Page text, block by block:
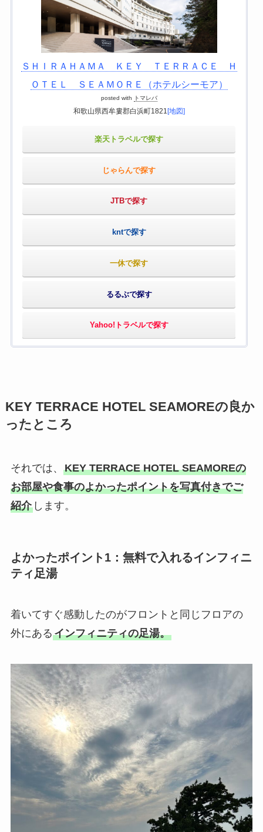
ＳＨＩＲＡＨＡＭＡ ＫＥＹ ＴＥＲＲＡＣＥ Ｈ
ＯＴＥＬ ＳＥＡＭＯＲＥ（ホテルシーモア）
posted with トマレバ
和歌山県西牟婁郡白浜町1821 [地図]
楽天トラベルで探す
じゃらんで探す
JTBで探す
kntで探す
一休で探す
るるぶで探す
Yahoo!トラベルで探す
KEY TERRACE HOTEL SEAMOREの良か
ったところ
それでは、 KEY TERRACE HOTEL SEAMOREの
お部屋や食事のよかったポイントを写真付きでご
紹介します。
よかったポイント1：無料で入れるインフィニ
ティ足湯
着いてすぐ感動したのがフロントと同じフロアの
外にあるインフィニティの足湯。